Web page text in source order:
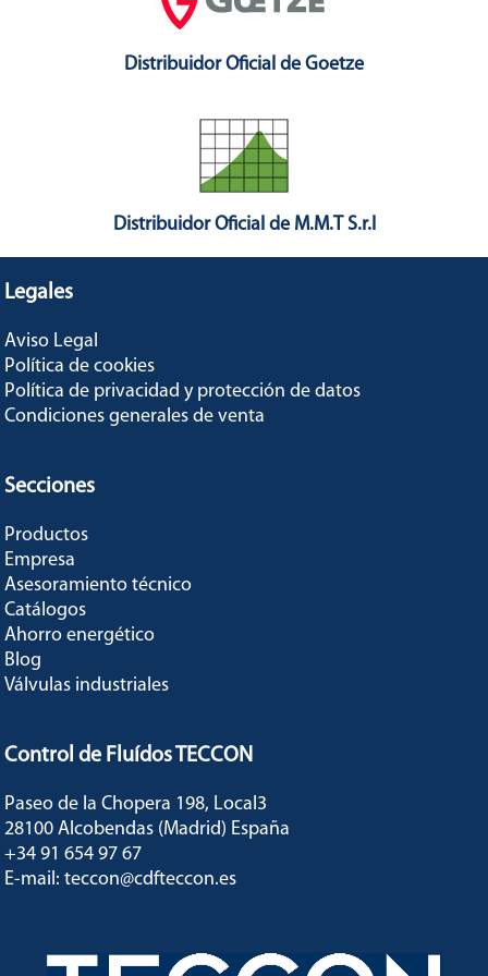
Distribuidor Oficial de Goetze
Distribuidor Oficial de M.M.T S.r.l
Legales
Aviso Legal
Política de cookies
Política de privacidad y protección de datos
Condiciones generales de venta
Secciones
Productos
Empresa
Asesoramiento técnico
Catálogos
Ahorro energético
Blog
Válvulas industriales
Control de Fluídos TECCON
Paseo de la Chopera 198, Local3
28100 Alcobendas (Madrid) España
+34 91 654 97 67
E-mail: teccon@cdfteccon.es